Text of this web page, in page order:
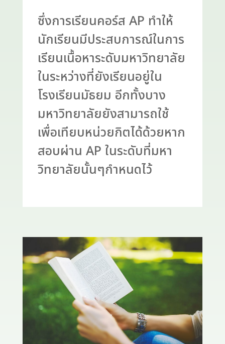
ซึ่งการเรียนคอร์ส AP ทำให้
นักเรียนมีประสบการณ์ในการ
เรียนเนื้อหาระดับมหาวิทยาลัย
ในระหว่างที่ยังเรียนอยู่ใน
โรงเรียนมัธยม อีกทั้งบาง
มหาวิทยาลัยยังสามารถใช้
เพื่อเทียบหน่วยกิตได้ด้วยหาก
สอบผ่าน AP ในระดับที่มหา
วิทยาลัยนั้นๆกำหนดไว้